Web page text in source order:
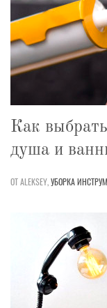
Как
душа и
ОТ ALEKSEY,УБОРКА